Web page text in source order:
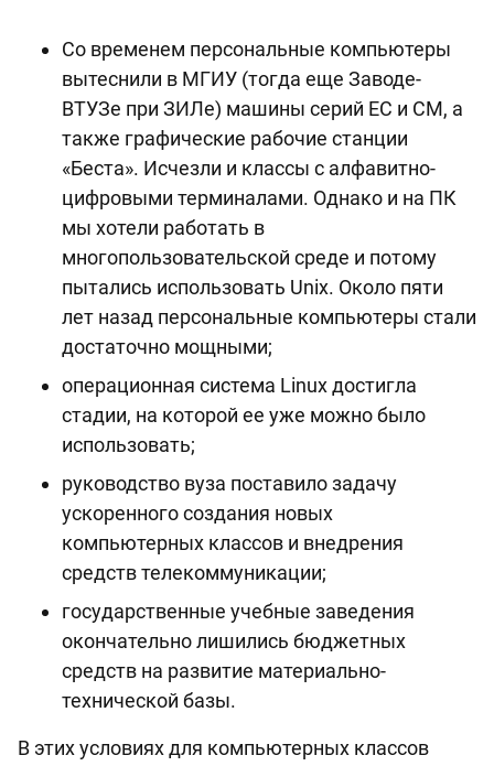
Со временем персональные компьютеры
вытеснили в МГИУ (тогда еще Заводе-
ВТУЗе при ЗИЛе) машины серий ЕС и СМ, а
также графические рабочие станции
«Беста». Исчезли и классы с алфавитно-
цифровыми терминалами. Однако и на ПК
мы хотели работать в
многопользовательской среде и потому
пытались использовать Unix. Около пяти
лет назад персональные компьютеры стали
достаточно мощными;
операционная система Linux достигла
стадии, на которой ее уже можно было
использовать;
руководство вуза поставило задачу
ускоренного создания новых
компьютерных классов и внедрения
средств телекоммуникации;
государственные учебные заведения
окончательно лишились бюджетных
средств на развитие материально-
технической базы.
В этих условиях для компьютерных классов